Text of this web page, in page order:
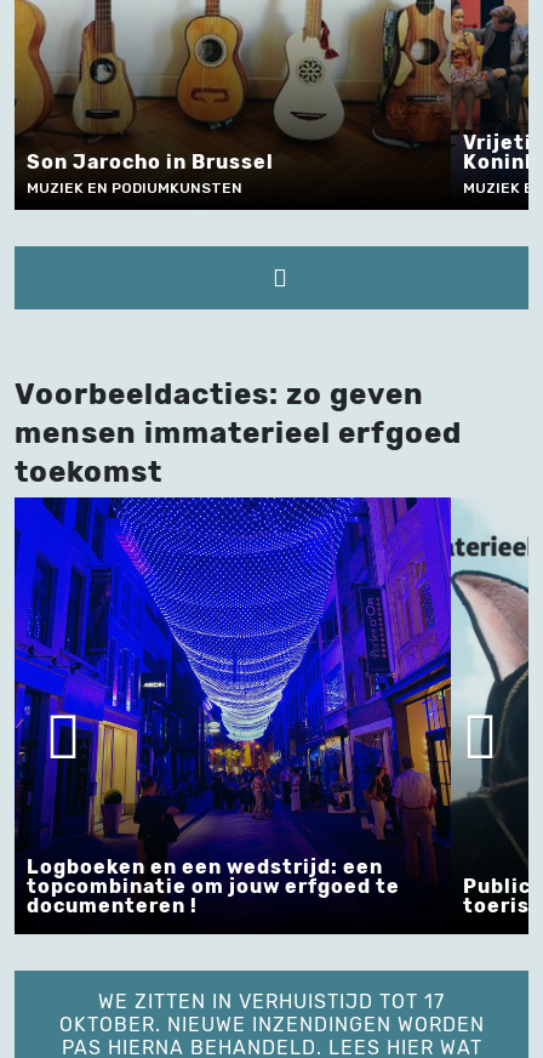
in Brussel
Vrijetijdstheater
Koninklijke
MUZIEK EN
Voorbeeldacties: zo geven
mensen immaterieel erfgoed
toekomst
en een wedstrijd: een
om jouw erfgoed te
!
Publicatie:
toeristische
WE ZITTEN IN VERHUISTIJD TOT 17
OKTOBER. NIEUWE INZENDINGEN WORDEN
PAS HIERNA BEHANDELD. LEES HIER WAT